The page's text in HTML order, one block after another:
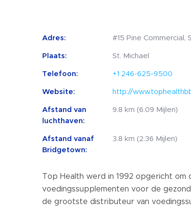
Adres: #15 Pine Commercial,
Plaats: St. Michael
Telefoon: +1 246-625-9500
Website: http://
Afstand van
luchthaven:
9.8 km (6.09 Mijlen)
Afstand vanaf
Bridgetown:
3.8 km (2.36 Mijlen)
Top Health werd in 1992 opgericht om
voedingssupplementen voor de
de grootste distributeur van